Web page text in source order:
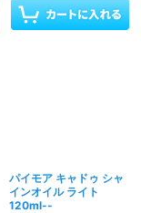
パイモア キャドゥ シャ
インオイル ライト
120ml--